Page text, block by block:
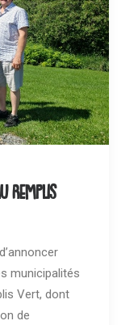
Remplis
municipalités
Vert, dont
de